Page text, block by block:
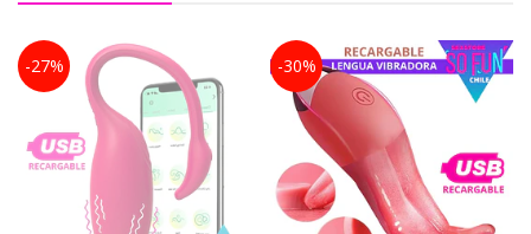
-27% -30%